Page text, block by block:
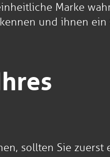
Marke
und ihnen
sollten Sie